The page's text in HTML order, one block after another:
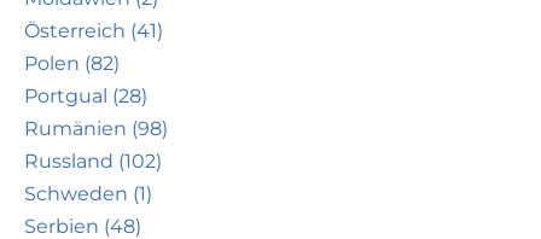
Österreich (41)
Polen (82)
Portgual (28)
Rumänien (98)
Russland (102)
Schweden (1)
Serbien (48)